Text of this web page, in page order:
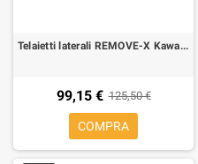
Telaietti laterali REMOVE-X Kawasaki Z 650 2020-2021 a sgancio rapido per borse soffici laterali
99,15 € 125,50 €
COMPRA